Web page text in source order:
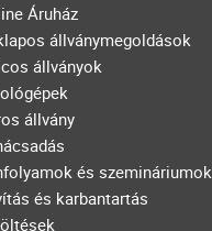
Áruház
állványmegoldások
állványok
állvány
és szemináriumok
és karbantartás